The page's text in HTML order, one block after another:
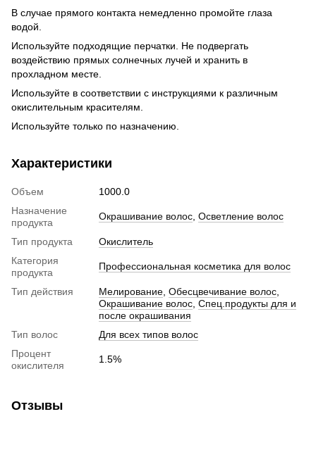
В случае прямого контакта немедленно промойте глаза
водой.
Используйте подходящие перчатки. Не подвергать
воздействию прямых солнечных лучей и хранить в
прохладном месте.
Используйте в соответствии с инструкциями к различным
окислительным красителям.
Используйте только по назначению.
Характеристики
Объем
1000.0
Назначение
продукта
Окрашивание волос Осветление волос
Тип продукта
Окислитель
Категория
продукта
Профессиональная косметика для волос
Тип действия Мелирование Обесцвечивание волос
Окрашивание волос Спец.продукты для и
после окрашивания
Тип волос
Для всех типов волос
Процент
окислителя
1.5%
Отзывы